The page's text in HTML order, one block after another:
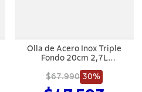
Olla de Acero Inox Triple
Fondo 20cm 2,7L
$67.990 30%